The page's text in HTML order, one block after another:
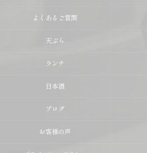
よくあるご質問
天ぷら
ランチ
日本酒
ブログ
お客様の声